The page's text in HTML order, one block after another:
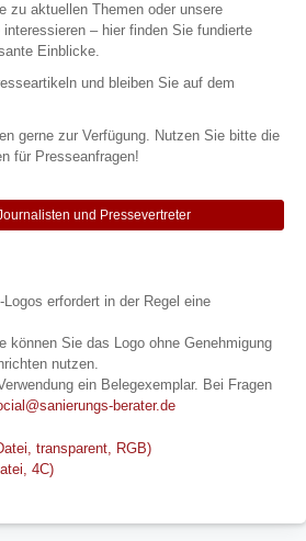
zu aktuellen Themen oder unsere
– hier finden Sie fundierte
Einblicke.
und bleiben Sie auf dem
gerne zur Verfügung. Nutzen Sie bitte die
für Presseanfragen!
und Pressevertreter
erfordert in der Regel eine
können Sie das Logo ohne Genehmigung
nutzen.
ein Belegexemplar. Bei Fragen
berater.de
transparent, RGB)
4C)